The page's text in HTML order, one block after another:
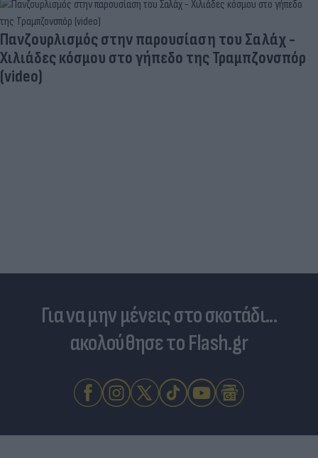
Πανζουρλισμός στην παρουσίαση του Σαλάχ -
Χιλιάδες κόσμου στο γήπεδο της Τραμπζονσπόρ
(video)
Για να μην μένεις στο σκοτάδι...
ακολούθησε το Flash.gr